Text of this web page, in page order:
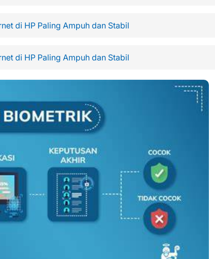
di HP Paling Ampuh dan Stabil
di HP Paling Ampuh dan Stabil